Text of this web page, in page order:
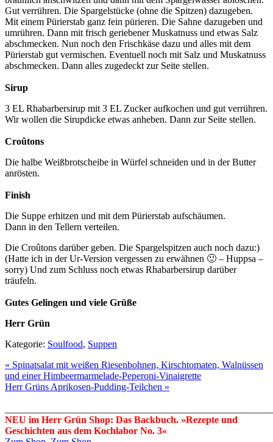
Gut verrühren. Die Spargelstücke (ohne die Spitzen) dazugeben.
Mit einem Pürierstab ganz fein pürieren. Die Sahne dazugeben und
umrühren. Dann mit frisch geriebener Muskatnuss und etwas Salz
abschmecken. Nun noch den Frischkäse dazu und alles mit dem
Pürierstab gut vermischen. Eventuell noch mit Salz und Muskatnuss
abschmecken. Dann alles zugedeckt zur Seite stellen.
Sirup
3 EL Rhabarbersirup mit 3 EL Zucker aufkochen und gut verrühren.
Wir wollen die Sirupdicke etwas anheben. Dann zur Seite stellen.
Croûtons
Die halbe Weißbrotscheibe in Würfel schneiden und in der Butter
anrösten.
Finish
Die Suppe erhitzen und mit dem Pürierstab aufschäumen.
Dann in den Tellern verteilen.
Die Croûtons darüber geben. Die Spargelspitzen auch noch dazu:)
(Hatte ich in der Ur-Version vergessen zu erwähnen 🙂 – Huppsa –
sorry) Und zum Schluss noch etwas Rhabarbersirup darüber
träufeln.
Gutes Gelingen und viele Grüße
Herr Grün
Kategorie: Soulfood, Suppen
« Spinatsalat mit weißen Riesenbohnen, Kirschtomaten, Walnüssen
und einer Himbeermarmelade-Peperoni-Vinaigrette
Herr Grüns Aprikosen-Pudding-Teilchen »
NEU im Herr Grün Shop: Das Backbuch. »Rezepte und
Geschichten aus dem Kochlabor No. 3«